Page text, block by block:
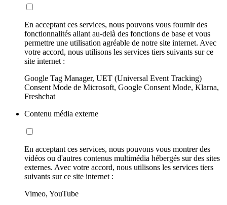
En acceptant ces services, nous pouvons vous fournir des
fonctionnalités allant au-delà des fonctions de base et vous
permettre une utilisation agréable de notre site internet. Avec
votre accord, nous utilisons les services tiers suivants sur ce
site internet :
Google Tag Manager, UET (Universal Event Tracking)
Consent Mode de Microsoft, Google Consent Mode, Klarna,
Freshchat
Contenu média externe
En acceptant ces services, nous pouvons vous montrer des
vidéos ou d'autres contenus multimédia hébergés sur des sites
externes. Avec votre accord, nous utilisons les services tiers
suivants sur ce site internet :
Vimeo, YouTube